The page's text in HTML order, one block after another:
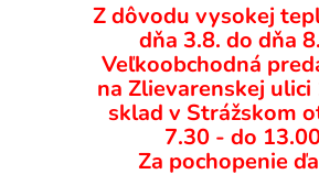
o
č
n
Z dôvodu vysokej
dňa 3.8. do dňa
Veľkoobchodná
na Zlievarenskej ulici
sklad v Strážskom
7.30 - do
Za pochopenie